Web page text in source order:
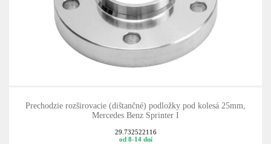
Prechodzie rozširovacie (dištančné) podložky pod kolesá 25mm,
Mercedes Benz Sprinter I
29.732522116
od 8-14 dní